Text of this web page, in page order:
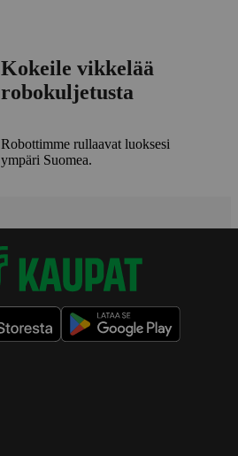
Kokeile vikkelää
robokuljetusta
Robottimme rullaavat luoksesi
ympäri Suomea.